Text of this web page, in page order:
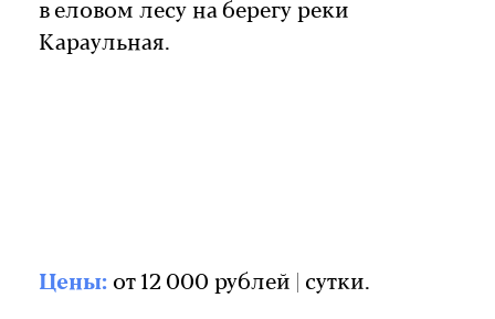
в еловом лесу на берегу реки
Караульная.
Цены: от 12 000 рублей | сутки.